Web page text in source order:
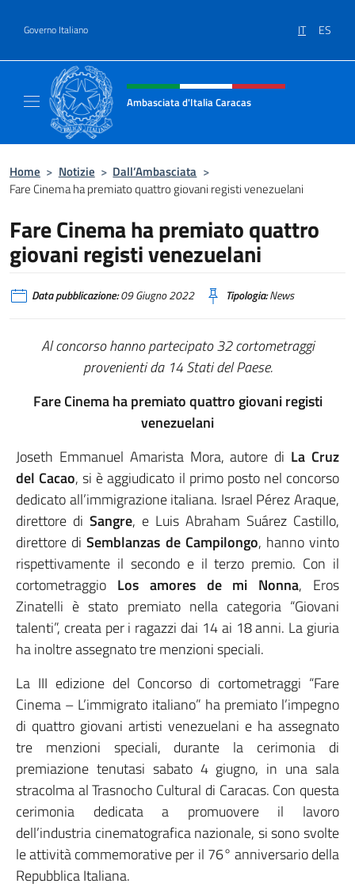
Governo Italiano IT ES
Intestazione sito, social e menù
Ambasciata d'Italia Caracas
Home > Notizie > Dall’Ambasciata >
Fare Cinema ha premiato quattro giovani registi venezuelani
Fare Cinema ha premiato quattro
giovani registi venezuelani
Data pubblicazione:09 Giugno 2022 Tipologia:News
Al concorso hanno partecipato 32 cortometraggi
provenienti da 14 Stati del Paese.
Fare Cinema ha premiato quattro giovani registi
venezuelani
Joseth Emmanuel Amarista Mora, autore di La Cruz
del Cacao, si è aggiudicato il primo posto nel concorso
dedicato all’immigrazione italiana. Israel Pérez Araque,
direttore di Sangre, e Luis Abraham Suárez Castillo,
direttore diSemblanzas de Campilongo, hanno vinto
rispettivamente il secondo e il terzo premio. Con il
cortometraggio Los amores de mi Nonna, Eros
Zinatelli è stato premiato nella categoria “Giovani
talenti”, creata per i ragazzi dai 14 ai 18 anni. La giuria
ha inoltre assegnato tre menzioni speciali.
La III edizione del Concorso di cortometraggi “Fare
Cinema – L’immigrato italiano” ha premiato l’impegno
di quattro giovani artisti venezuelani e ha assegnato
tre menzioni speciali, durante la cerimonia di
premiazione tenutasi sabato 4 giugno, in una sala
stracolma al Trasnocho Cultural di Caracas. Con questa
cerimonia dedicata a promuovere il lavoro
dell’industria cinematografica nazionale, si sono svolte
le attività commemorative per il 76° anniversario della
Repubblica Italiana.